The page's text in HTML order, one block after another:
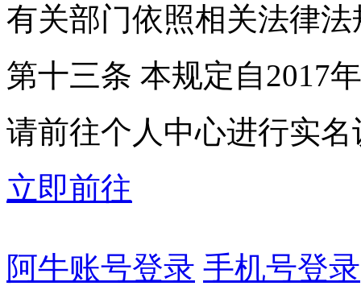
有关部门依照相关法律
第十三条 本规定自2017
请前往个人中心进行实名
立即前往
阿牛账号登录 手机号登录